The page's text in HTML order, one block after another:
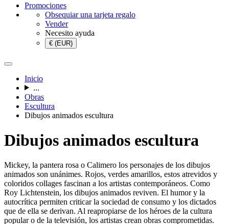
Promociones
Obsequiar una tarjeta regalo
Vender
Necesito ayuda
€ (EUR)
Inicio
...
Obras
Escultura
Dibujos animados escultura
Dibujos animados escultura
Mickey, la pantera rosa o Calimero los personajes de los dibujos
animados son unánimes. Rojos, verdes amarillos, estos atrevidos y
coloridos collages fascinan a los artistas contemporáneos. Como
Roy Lichtenstein, los dibujos animados reviven. El humor y la
autocrítica permiten criticar la sociedad de consumo y los dictados
que de ella se derivan. Al reapropiarse de los héroes de la cultura
popular o de la televisión, los artistas crean obras comprometidas.